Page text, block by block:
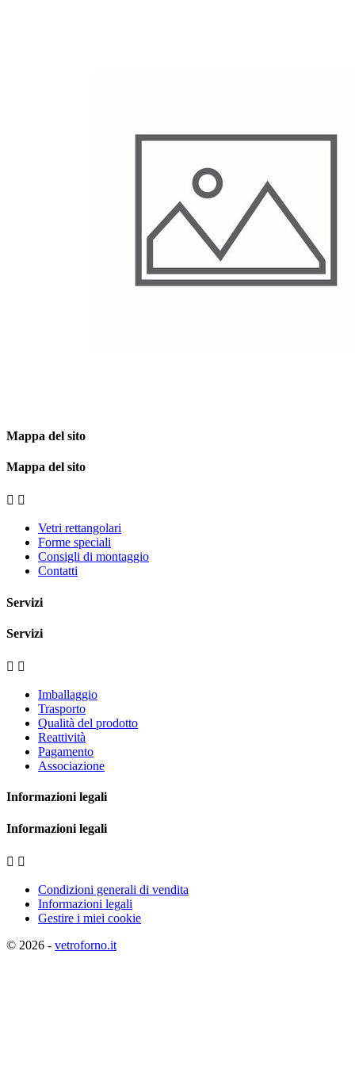
Mappa del sito
Mappa del sito
 
Vetri rettangolari
Forme speciali
Consigli di montaggio
Contatti
Servizi
Servizi
 
Imballaggio
Trasporto
Qualità del prodotto
Reattività
Pagamento
Associazione
Informazioni legali
Informazioni legali
 
Condizioni generali di vendita
Informazioni legali
Gestire i miei cookie
© 2026 - vetroforno.it